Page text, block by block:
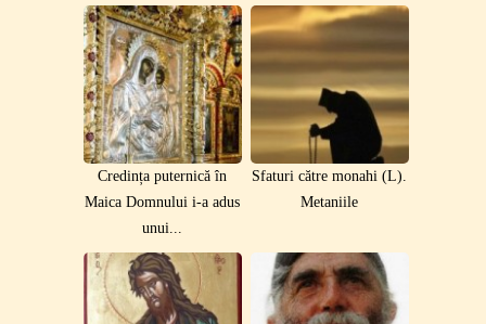
Credința puternică în
Maica Domnului i-a adus
unui...
Sfaturi către monahi (L).
Metaniile